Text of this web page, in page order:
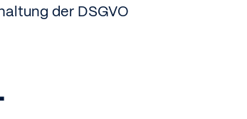
der DSGVO